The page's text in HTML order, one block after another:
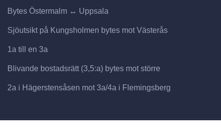
Bytes Östermalm ↔ Uppsala
Sjöutsikt på Kungsholmen bytes mot Västerås
1a till en 3a
Blivande bostadsrätt (3,5:a) bytes mot större
2a i Hägerstensåsen mot 3a/4a i Flemingsberg